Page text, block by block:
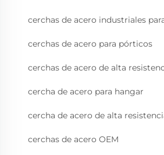
cerchas de acero industriales
cerchas de acero para pórticos
cerchas de acero de alta
cercha de acero para hangar
cercha de acero de alta
cerchas de acero OEM